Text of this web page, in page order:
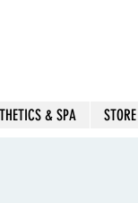
& SPA